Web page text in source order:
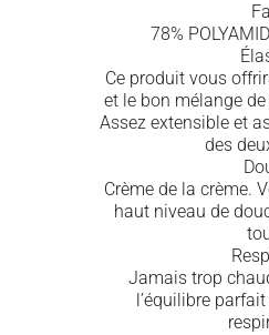
78%
Ce produit vous
et le bon mélange
Assez extensible et
des
Crème de la crème.
haut niveau de
Jamais trop
l’équilibre